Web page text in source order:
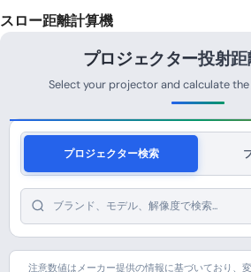
スロー距離計算機
プロジェクター投射
Select your projector and calculate
プロジェクター検索
注意数値はメーカー提供の情報に基づいており、